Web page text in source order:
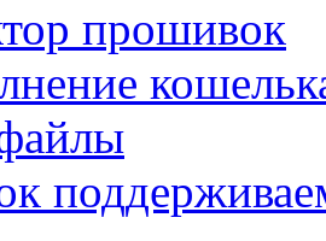
прошивок